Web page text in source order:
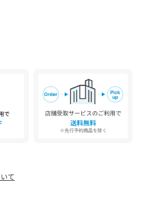
トゥを採用・・・大人っぽいデザイ
・・ふかふかの中敷きが衝撃を吸
躍してくれるシンプルデザインです。
仕事にも
やレジャーにも
て